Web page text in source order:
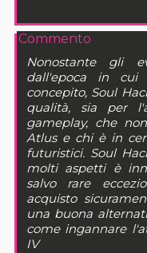
Commento
Nonostante gli
dall'epoca in cui
concepito, Soul
qualità, sia per
gameplay, che
Atlus e chi è in
futuristici. Soul
molti aspetti è
salvo rare
acquisto
una buona
come ingannare
IV